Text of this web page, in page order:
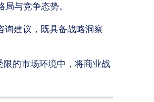
与竞争态势。
询建议，既具备战略洞察
的市场环境中，将商业战